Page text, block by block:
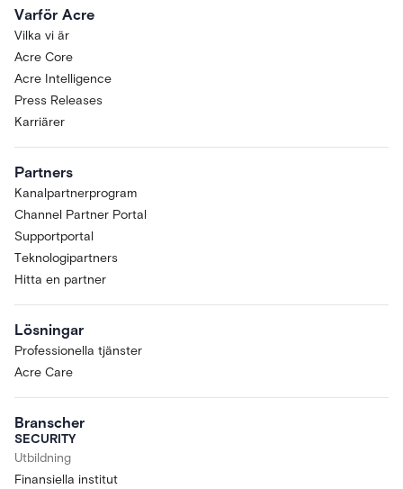
Varför Acre
Vilka vi är
Acre Core
Acre Intelligence
Press Releases
Karriärer
Partners
Kanalpartnerprogram
Channel Partner Portal
Supportportal
Teknologipartners
Hitta en partner
Lösningar
Professionella tjänster
Acre Care
Branscher
SECURITY
Utbildning
Finansiella institut